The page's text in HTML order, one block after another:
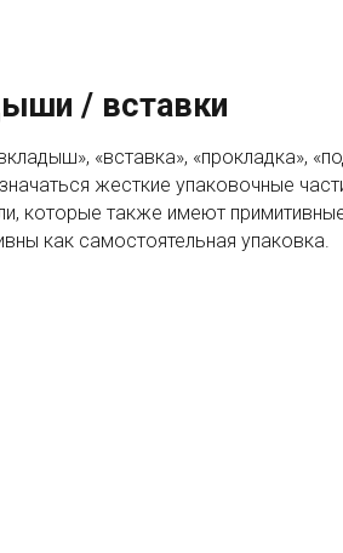
/ вставки
«вставка», «прокладка»,
жесткие упаковочные
которые также имеют
как самостоятельная упаковка.